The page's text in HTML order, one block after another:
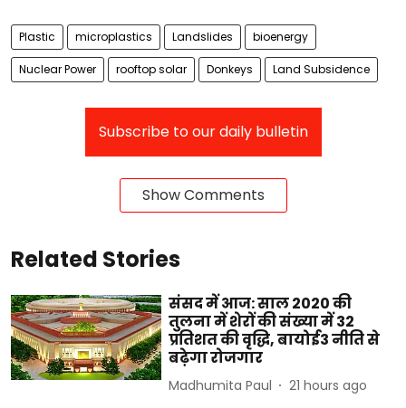
Plastic microplastics Landslides bioenergy
Nuclear Power rooftop solar Donkeys Land Subsidence
Subscribe to our daily bulletin
Show Comments
Related Stories
संसद में आज: साल 2020 की
तुलना में शेरों की संख्या में 32
प्रतिशत की वृद्धि, बायोई3 नीति से
बढ़ेगा रोजगार
Madhumita Paul 21 hours ago